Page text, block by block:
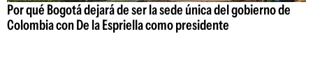
Por qué Bogotá dejará de ser la sede única del gobierno de
Colombia con De la Espriella como presidente